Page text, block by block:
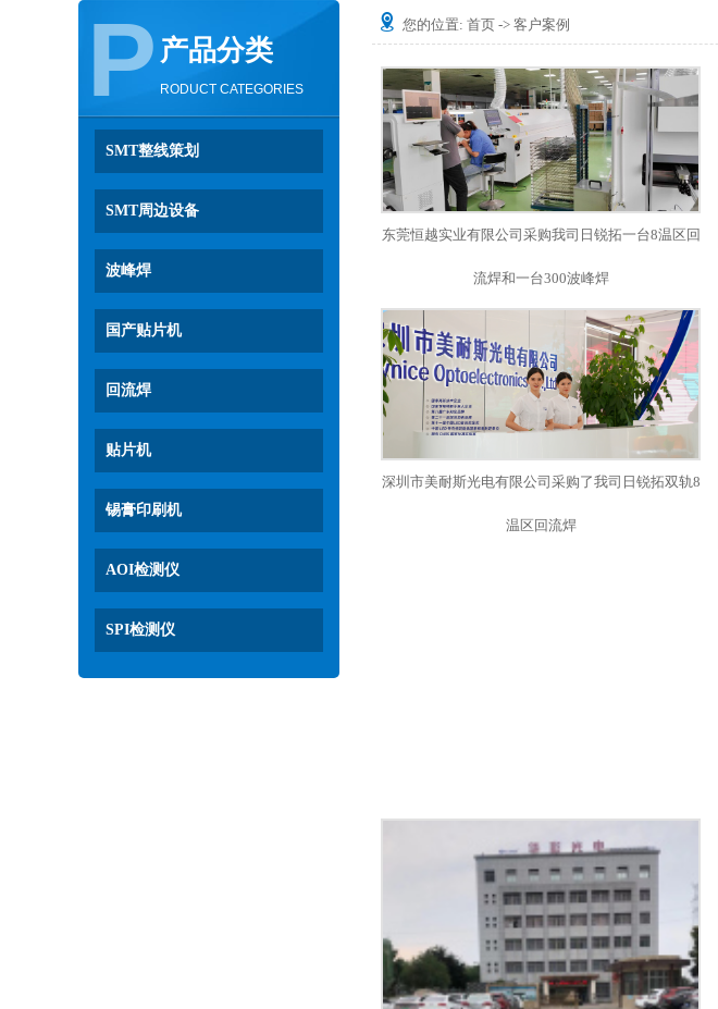
P 产品分类
RODUCT CATEGORIES
SMT整线策划
SMT周边设备
波峰焊
国产贴片机
回流焊
贴片机
锡膏印刷机
AOI检测仪
SPI检测仪
您的位置: 首页 -> 客户案例
东莞恒越实业有限公司采购我司日锐拓一台8温区回
流焊和一台300波峰焊
深圳市美耐斯光电有限公司采购了我司日锐拓双轨8
温区回流焊